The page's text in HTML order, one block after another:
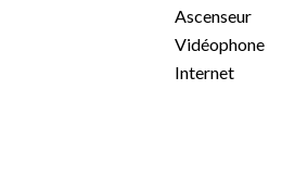
Ascenseur
Vidéophone
Internet